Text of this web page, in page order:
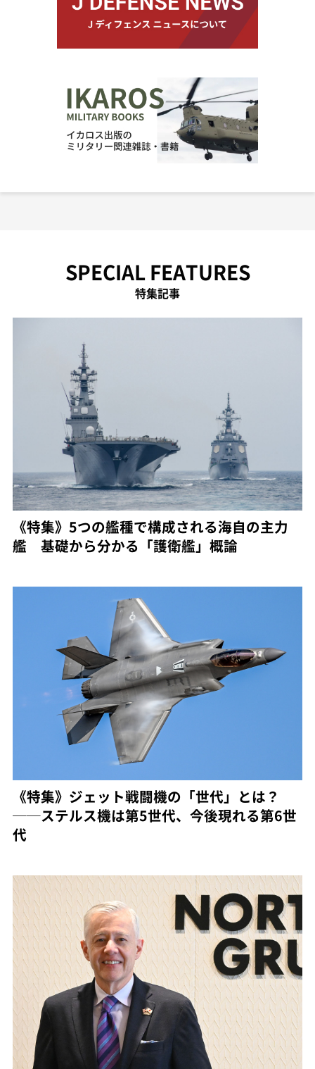
SPECIAL FEATURES
特集記事
《特集》5つの艦種で構成される海自の主力
艦 基礎から分かる「護衛艦」概論
《特集》ジェット戦闘機の「世代」とは？
──ステルス機は第5世代、今後現れる第6世
代